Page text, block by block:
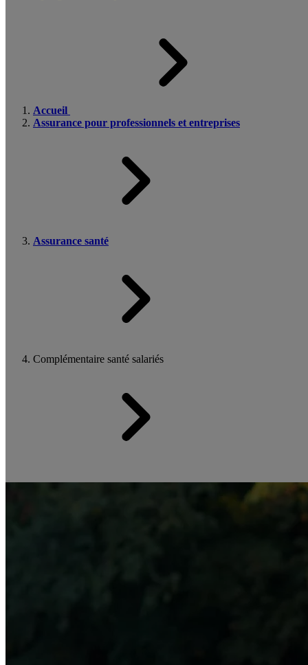
Accueil
Assurance pour professionnels et entreprises
Assurance santé
Complémentaire santé salariés